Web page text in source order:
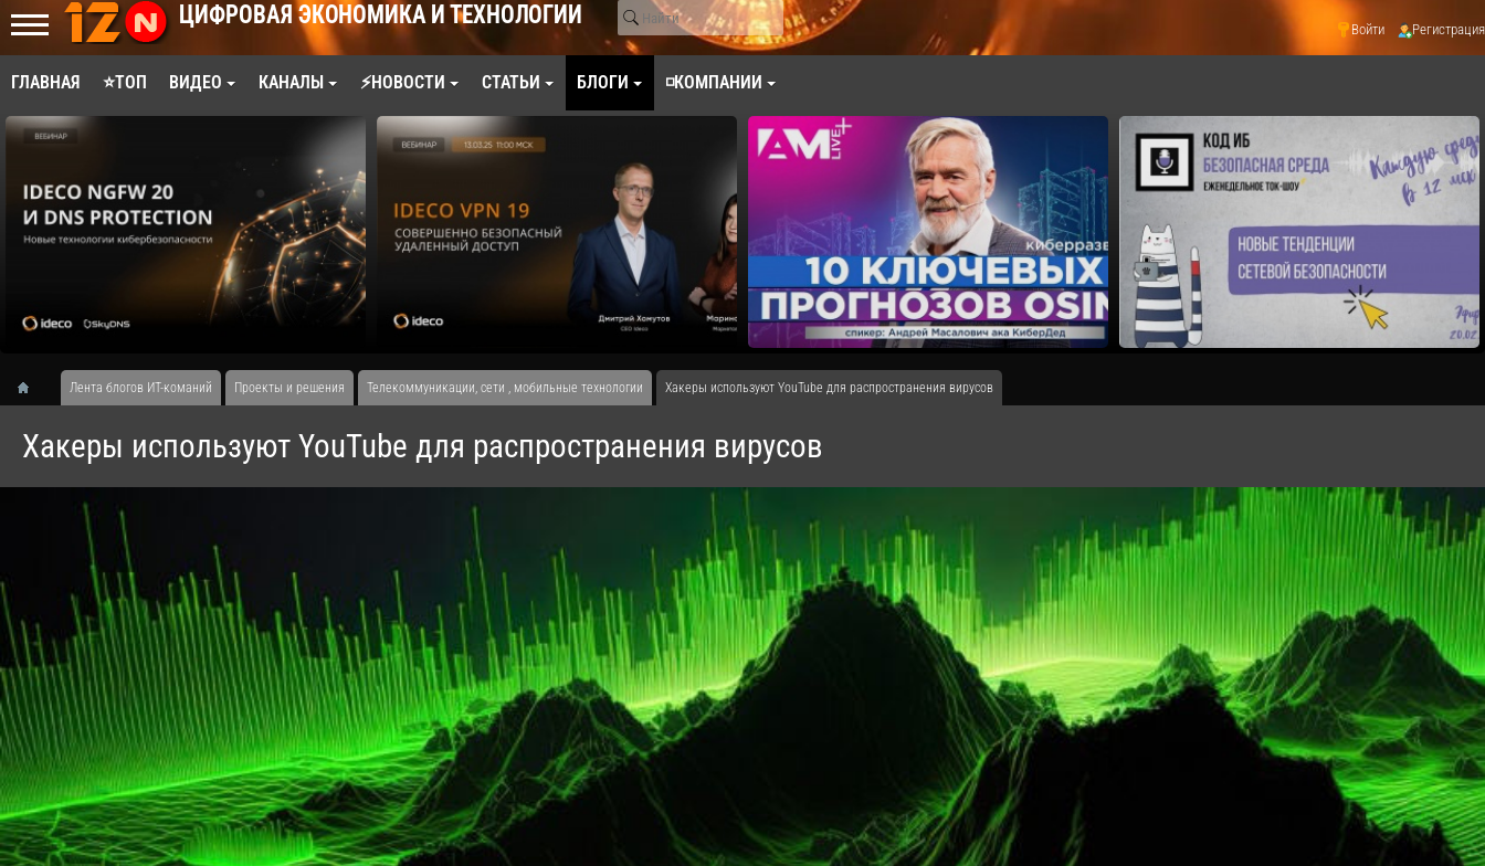
ЦИФРОВАЯ ЭКОНОМИКА И ТЕХНОЛОГИИ Войти Регистрация
ГЛАВНАЯ ⭐ТОП ВИДЕО КАНАЛЫ ⚡НОВОСТИ СТАТЬИ БЛОГИ ◽КОМПАНИИ
Лента блогов ИТ-команий Проекты и решения Телекоммуникации, сети , мобильные технологии Хакеры используют YouTube для распространения вирусов
Хакеры используют YouTube для распространения вирусов